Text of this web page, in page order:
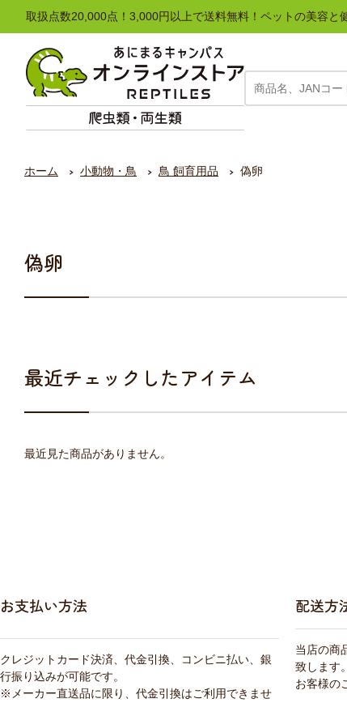
取扱点数20,000点！3,000円以上で送料無料！ペットの美容と
ホーム 小動物・鳥 鳥 飼育用品 偽卵
偽卵
最近チェックしたアイテム
最近見た商品がありません。
お支払い方法
クレジットカード決済、代金引換、コンビニ払い、銀
行振り込みが可能です。
※メーカー直送品に限り、代金引換はご利用できませ
配送方
当店の商
致します。
お客様の